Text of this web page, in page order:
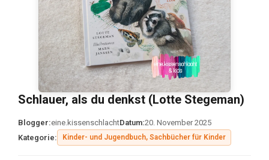
Schlauer, als du denkst (Lotte Stegeman)
Blogger:eine.kissenschlachtDatum:20. November 2025
Kategorie:
Kinder- und Jugendbuch, Sachbücher für Kinder